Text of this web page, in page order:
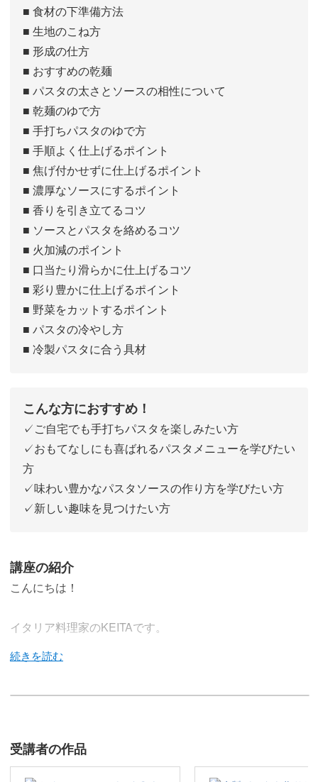
■ 食材の下準備方法
■ 生地のこね方
■ 形成の仕方
■ おすすめの乾麺
■ パスタの太さとソースの相性について
■ 乾麺のゆで方
■ 手打ちパスタのゆで方
■ 手順よく仕上げるポイント
■ 焦げ付かせずに仕上げるポイント
■ 濃厚なソースにするポイント
■ 香りを引き立てるコツ
■ ソースとパスタを絡めるコツ
■ 火加減のポイント
■ 口当たり滑らかに仕上げるコツ
■ 彩り豊かに仕上げるポイント
■ 野菜をカットするポイント
■ パスタの冷やし方
■ 冷製パスタに合う具材
こんな方におすすめ！
✓ご自宅でも手打ちパスタを楽しみたい方
✓おもてなしにも喜ばれるパスタメニューを学びたい
方
✓味わい豊かなパスタソースの作り方を学びたい方
✓新しい趣味を見つけたい方
講座の紹介
こんにちは！
イタリア料理家のKEITAです。
業へのレシピ提案など幅広く活動しています。
受講者の作品